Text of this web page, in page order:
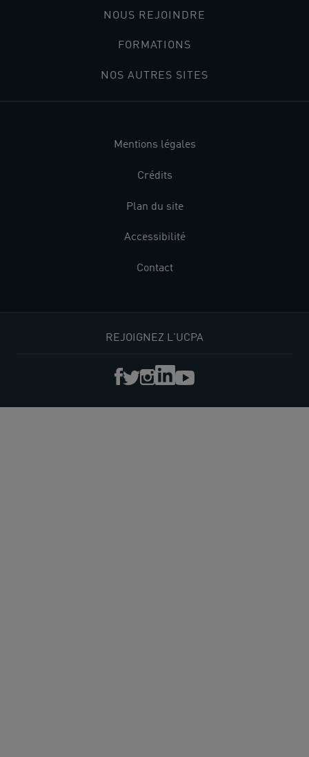
NOUS REJOINDRE
FORMATIONS
NOS AUTRES SITES
Mentions légales
Crédits
Plan du site
Accessibilité
Contact
REJOIGNEZ L'UCPA